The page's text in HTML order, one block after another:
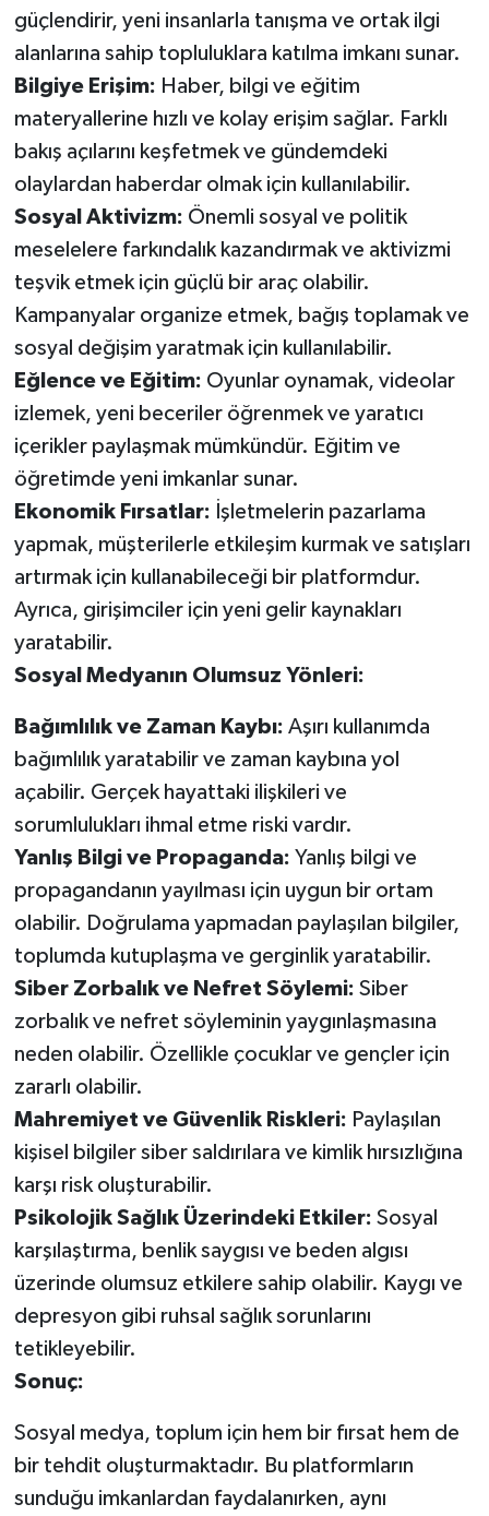
güçlendirir, yeni insanlarla tanışma ve ortak ilgi
alanlarına sahip topluluklara katılma imkanı sunar.
Bilgiye Erişim: Haber, bilgi ve eğitim
materyallerine hızlı ve kolay erişim sağlar. Farklı
bakış açılarını keşfetmek ve gündemdeki
olaylardan haberdar olmak için kullanılabilir.
Sosyal Aktivizm: Önemli sosyal ve politik
meselelere farkındalık kazandırmak ve aktivizmi
teşvik etmek için güçlü bir araç olabilir.
Kampanyalar organize etmek, bağış toplamak ve
sosyal değişim yaratmak için kullanılabilir.
Eğlence ve Eğitim: Oyunlar oynamak, videolar
izlemek, yeni beceriler öğrenmek ve yaratıcı
içerikler paylaşmak mümkündür. Eğitim ve
öğretimde yeni imkanlar sunar.
Ekonomik Fırsatlar: İşletmelerin pazarlama
yapmak, müşterilerle etkileşim kurmak ve satışları
artırmak için kullanabileceği bir platformdur.
Ayrıca, girişimciler için yeni gelir kaynakları
yaratabilir.
Sosyal Medyanın Olumsuz Yönleri:
Bağımlılık ve Zaman Kaybı: Aşırı kullanımda
bağımlılık yaratabilir ve zaman kaybına yol
açabilir. Gerçek hayattaki ilişkileri ve
sorumlulukları ihmal etme riski vardır.
Yanlış Bilgi ve Propaganda: Yanlış bilgi ve
propagandanın yayılması için uygun bir ortam
olabilir. Doğrulama yapmadan paylaşılan bilgiler,
toplumda kutuplaşma ve gerginlik yaratabilir.
Siber Zorbalık ve Nefret Söylemi: Siber
zorbalık ve nefret söyleminin yaygınlaşmasına
neden olabilir. Özellikle çocuklar ve gençler için
zararlı olabilir.
Mahremiyet ve Güvenlik Riskleri: Paylaşılan
kişisel bilgiler siber saldırılara ve kimlik hırsızlığına
karşı risk oluşturabilir.
Psikolojik Sağlık Üzerindeki Etkiler: Sosyal
karşılaştırma, benlik saygısı ve beden algısı
üzerinde olumsuz etkilere sahip olabilir. Kaygı ve
depresyon gibi ruhsal sağlık sorunlarını
tetikleyebilir.
Sonuç:
Sosyal medya, toplum için hem bir fırsat hem de
bir tehdit oluşturmaktadır. Bu platformların
sunduğu imkanlardan faydalanırken, aynı